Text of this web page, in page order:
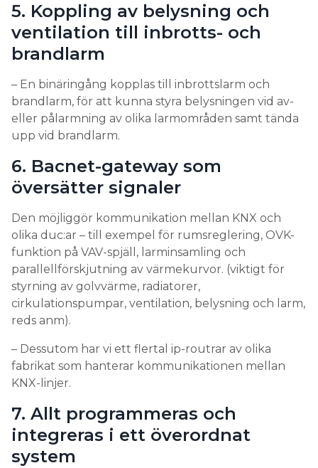
5. Koppling av belysning och
ventilation till inbrotts- och
brandlarm
– En binäringång kopplas till inbrottslarm och
brandlarm, för att kunna styra belysningen vid av-
eller pålarmning av olika larmområden samt tända
upp vid brandlarm.
6. Bacnet-gateway som
översätter signaler
Den möjliggör kommunikation mellan KNX och
olika duc:ar – till exempel för rumsreglering, OVK-
funktion på VAV-spjäll, larminsamling och
parallellförskjutning av värmekurvor. (viktigt för
styrning av golvvärme, radiatorer,
cirkulationspumpar, ventilation, belysning och larm,
reds anm).
– Dessutom har vi ett flertal ip-routrar av olika
fabrikat som hanterar kommunikationen mellan
KNX-linjer.
7. Allt programmeras och
integreras i ett överordnat
system